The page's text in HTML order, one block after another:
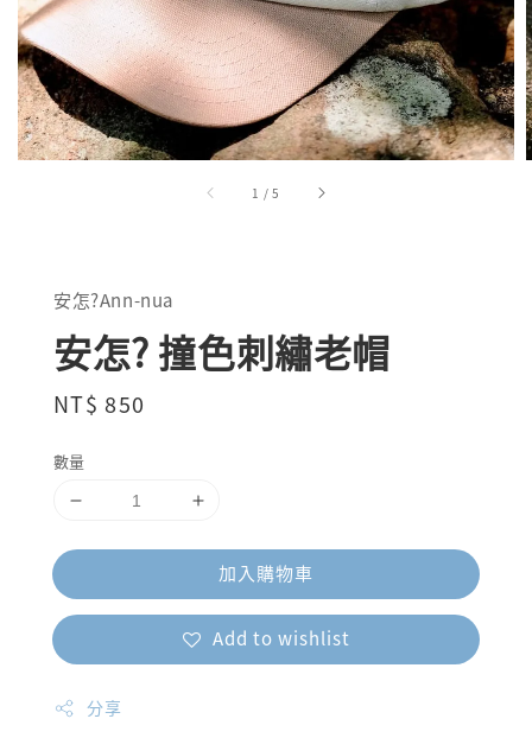
1 /5
安怎?Ann-nua
安怎? 撞色刺繡老帽
Regular
NT$ 850
數量
加入購物車
Add to wishlist
分享